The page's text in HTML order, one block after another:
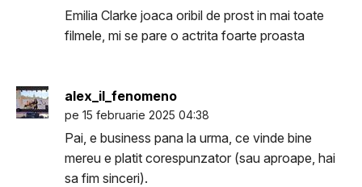
Emilia Clarke joaca oribil de prost in mai toate
filmele, mi se pare o actrita foarte proasta
alex_il_fenomeno
pe 15 februarie 2025 04:38
Pai, e business pana la urma, ce vinde bine
mereu e platit corespunzator (sau aproape, hai
sa fim sinceri).